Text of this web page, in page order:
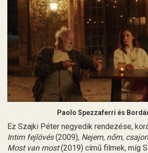
Paolo Spezzaferri és
Ez Szajki Péter negyedik rendezése,
Intim fejlövés(2009), Nejem, nőm,
Most van most(2019) című filmek, míg